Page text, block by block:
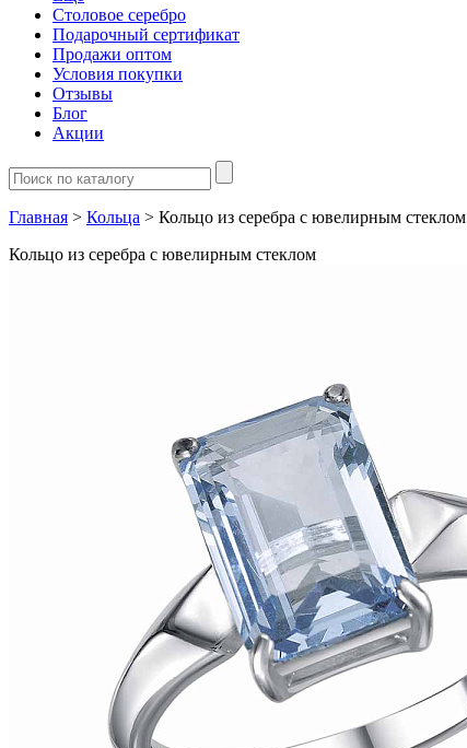
Столовое серебро
Подарочный сертификат
Продажи оптом
Условия покупки
Отзывы
Блог
Акции
Главная > Кольца > Кольцо из серебра с ювелирным стеклом
Кольцо из серебра с ювелирным стеклом